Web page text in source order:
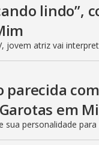
lindo”,
jovem atriz vai
parecida
em
sua personalidade